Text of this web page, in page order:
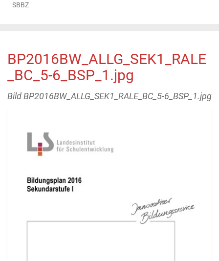
SBBZ
BP2016BW_ALLG_SEK1_RALE
_BC_5-6_BSP_1.jpg
Bild BP2016BW_ALLG_SEK1_RALE_BC_5-6_BSP_1.jpg